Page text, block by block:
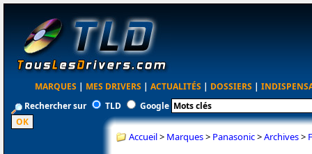
MARQUES | MES DRIVERS | ACTUALITÉS | DOSSIERS |
Rechercher sur
TLD Google
Accueil> Marques> Panasonic>Archives>